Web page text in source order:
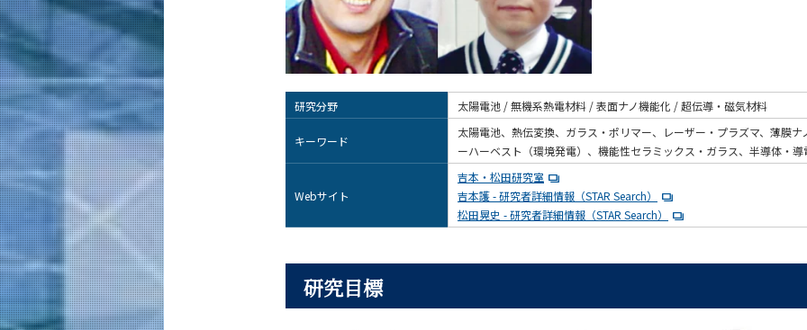
研究分野 太陽電池 / 無機系熱電材料 / 表面ナノ機能化 / 超伝導・磁気材料
キーワード
太陽電池、熱伝変換、ガラス・ポリマー、レーザー・プラズマ、薄膜
ーハーベスト（環境発電）、機能性セラミックス・ガラス、半導体・導
Webサイト
吉本・松田研究室
吉本護 - 研究者詳細情報（STAR Search）
松田晃史 - 研究者詳細情報（STAR Search）
研究目標